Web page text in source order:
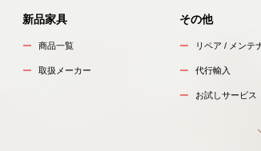
新品家具
商品一覧
取扱メーカー
その他
リペア / メンテ
代行輸入
お試しサービス